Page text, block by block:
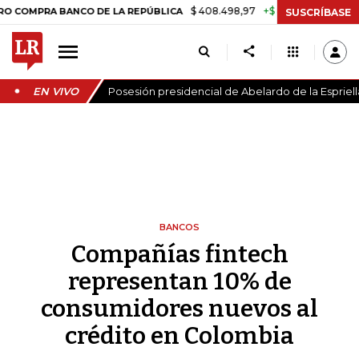
BANCO DE LA REPÚBLICA $ 408.498,97 +$ 8.753,81 +2,19%
SUSCRÍBASE
EN VIVO Posesión presidencial de Abelardo de la
BANCOS
Compañías fintech
representan 10% de
consumidores nuevos al
crédito en Colombia